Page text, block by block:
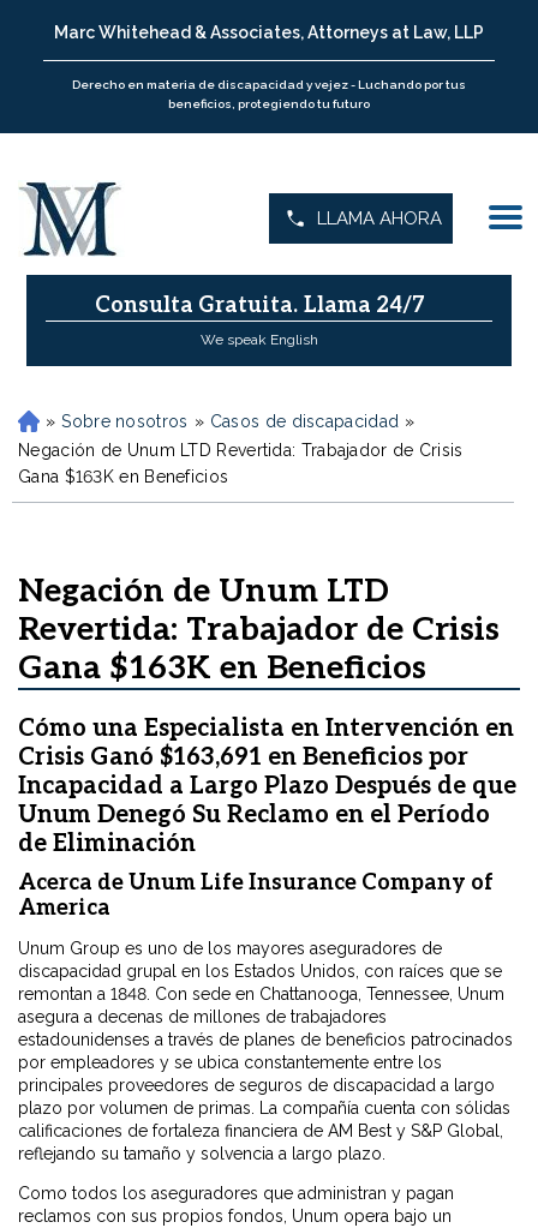
Marc Whitehead & Associates, Attorneys at Law, LLP
Derecho en materia de discapacidad y vejez - Luchando por tus
beneficios, protegiendo tu futuro
LLAMA AHORA
Consulta Gratuita. Llama 24/7
We speak English
H
o
m
e
» Sobre nosotros » Casos de discapacidad »
Negación de Unum LTD Revertida: Trabajador de Crisis
Gana $163K en Beneficios
Negación de Unum LTD
Revertida: Trabajador de Crisis
Gana $163K en Beneficios
Cómo una Especialista en Intervención en
Crisis Ganó $163,691 en Beneficios por
Incapacidad a Largo Plazo Después de que
Unum Denegó Su Reclamo en el Período
de Eliminación
Acerca de Unum Life Insurance Company of
America
Unum Group es uno de los mayores aseguradores de
discapacidad grupal en los Estados Unidos, con raíces que se
remontan a 1848. Con sede en Chattanooga, Tennessee, Unum
asegura a decenas de millones de trabajadores
estadounidenses a través de planes de beneficios patrocinados
por empleadores y se ubica constantemente entre los
principales proveedores de seguros de discapacidad a largo
plazo por volumen de primas. La compañía cuenta con sólidas
calificaciones de fortaleza financiera de AM Best y S&P Global,
reflejando su tamaño y solvencia a largo plazo.
Como todos los aseguradores que administran y pagan
reclamos con sus propios fondos, Unum opera bajo un